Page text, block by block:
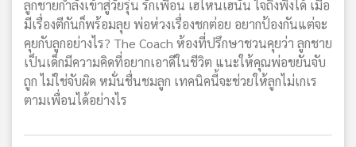
เอส
แผนที่
วิทยุ
ลูกชายกำลังเข้าสู่วัยรุ่น รักเพื่อน เฮไหนเฮนั้น ใจถึงพึ่งได้ เมื่อ
มีเรื่องตีกันก็พร้อมลุย พ่อห่วงเรื่องชกต่อย อยากป้องกันแต่จะ
คุยกับลูกอย่างไร? The Coach ห้องที่ปรึกษาชวนคุยว่า ลูกชาย
เป็นเด็กมีความคิดที่อยากเอาดีในชีวิต แนะให้คุณพ่อขยันจับ
ถูก ไม่ใช่จับผิด หมั่นชื่นชมลูก เทคนิคนี้จะช่วยให้ลูกไม่เกเร
ตามเพื่อนได้อย่างไร